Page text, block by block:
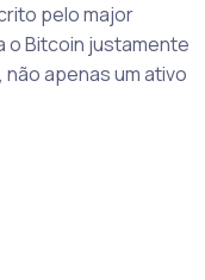
pelo major
o Bitcoin justamente
apenas um ativo